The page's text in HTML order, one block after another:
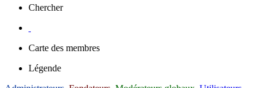
Chercher
Carte des membres
Légende